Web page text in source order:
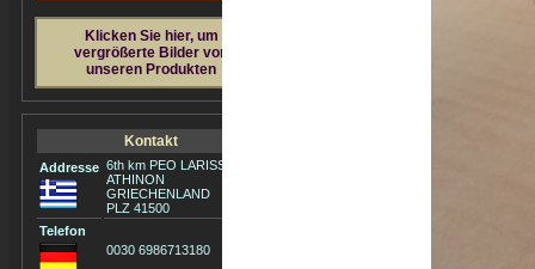
Klicken Sie hier, um
vergrößerte Bilder von
unseren Produkten
Kontakt
Addresse 6th km PEO LARISSIS -
ATHINON
GRIECHENLAND
PLZ 41500
Telefon
0030 6986713180